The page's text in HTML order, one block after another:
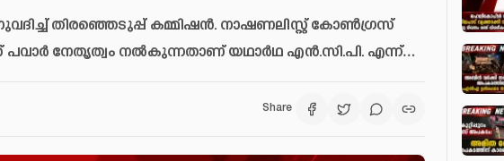
തിരഞ്ഞെടുപ്പ് കമ്മിഷൻ. നാഷണലിസ്റ്റ് കോണ്‍ഗ്രസ്
പവാർ നേതൃത്വം നല്‍കുന്നതാണ് യഥാർഥ എൻ.സി.പി. എന്ന്…
Share